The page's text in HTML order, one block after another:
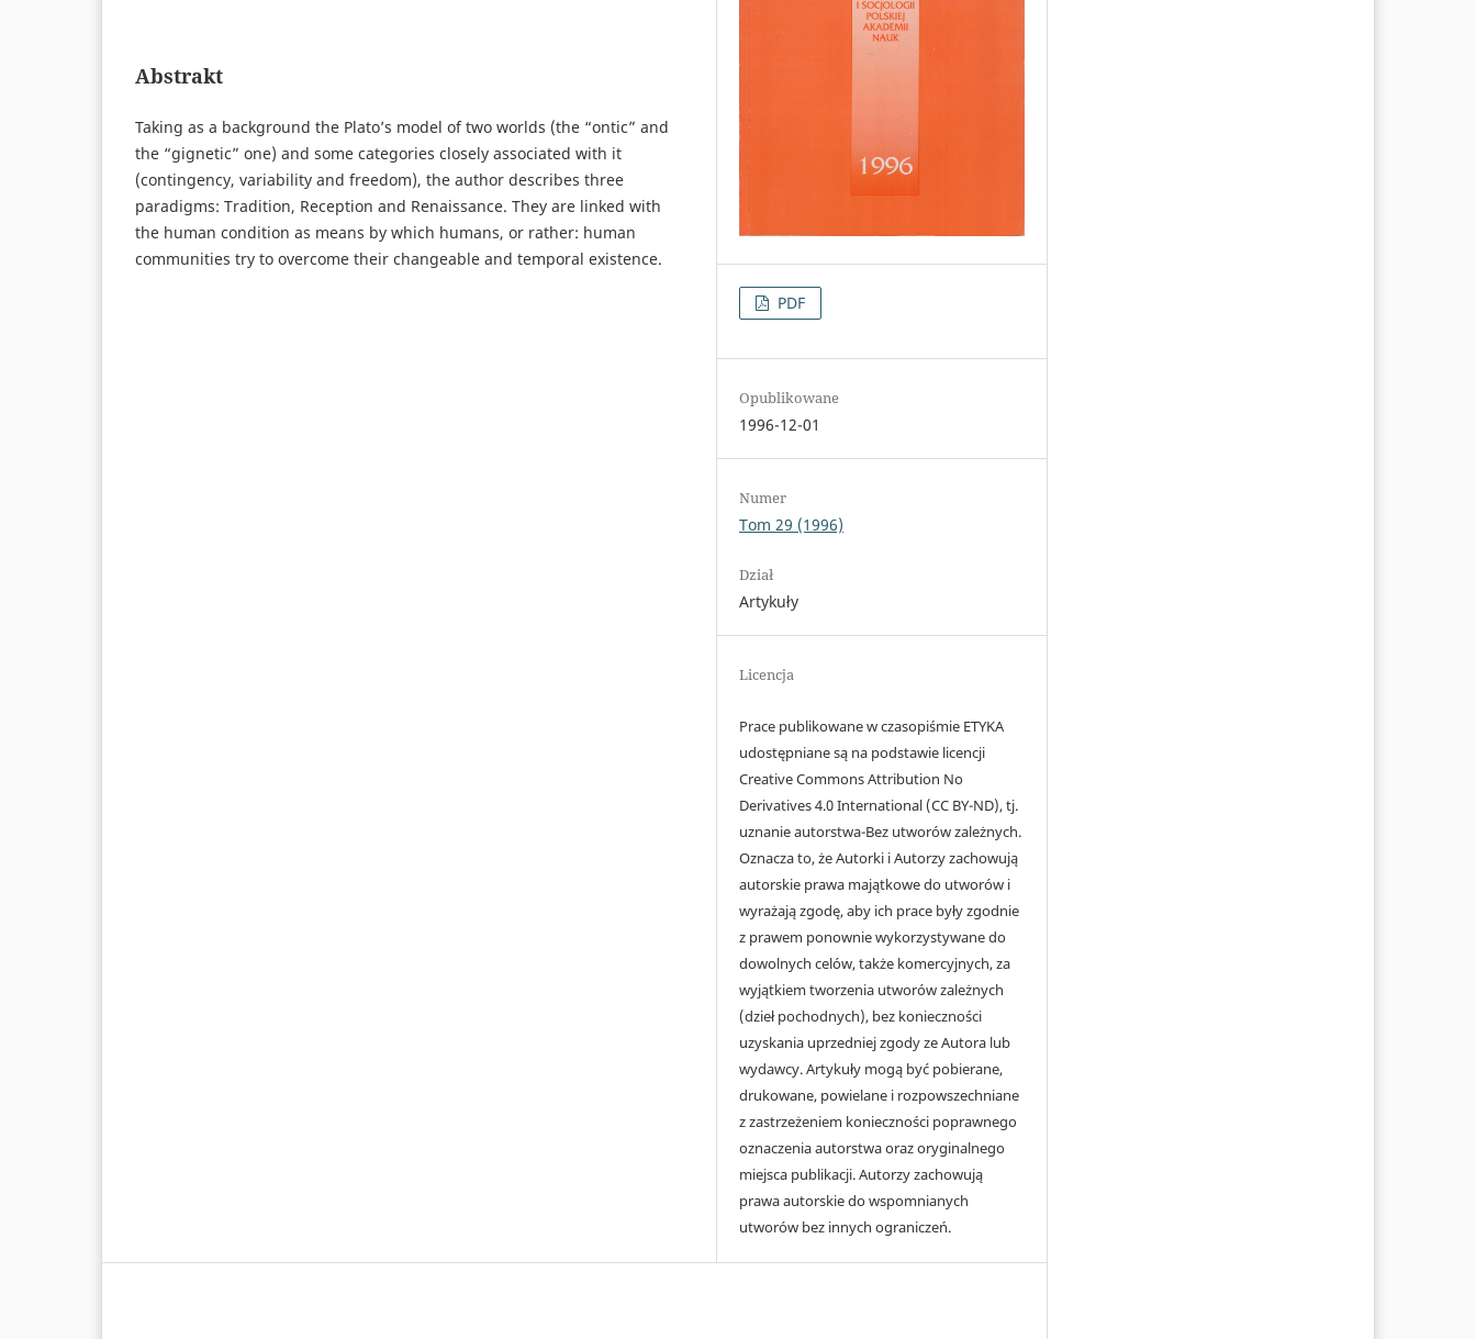
Abstrakt
Taking as a background the Plato’s model of two worlds (the “ontic” and
the “gignetic” one) and some categories closely associated with it
(contingency, variability and freedom), the author describes three
paradigms: Tradition, Reception and Renaissance. They are linked with
the human condition as means by which humans, or rather: human
communities try to overcome their changeable and temporal existence.
PDF
Opublikowane
1996-12-01
Numer
Tom 29 (1996)
Dział
Artykuły
Licencja
Prace publikowane w czasopiśmie ETYKA
udostępniane są na podstawie licencji
Creative Commons Attribution No
Derivatives 4.0 International (CC BY-ND), tj.
uznanie autorstwa-Bez utworów zależnych.
Oznacza to, że Autorki i Autorzy zachowują
autorskie prawa majątkowe do utworów i
wyrażają zgodę, aby ich prace były zgodnie
z prawem ponownie wykorzystywane do
dowolnych celów, także komercyjnych, za
wyjątkiem tworzenia utworów zależnych
(dzieł pochodnych), bez konieczności
uzyskania uprzedniej zgody ze Autora lub
wydawcy. Artykuły mogą być pobierane,
drukowane, powielane i rozpowszechniane
z zastrzeżeniem konieczności poprawnego
oznaczenia autorstwa oraz oryginalnego
miejsca publikacji. Autorzy zachowują
prawa autorskie do wspomnianych
utworów bez innych ograniczeń.